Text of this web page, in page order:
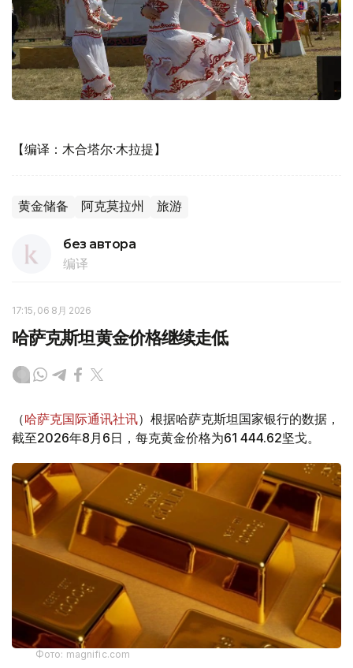
【编译：木合塔尔·木拉提】
黄金储备 阿克莫拉州 旅游
без автора
编译
17:15, 06 8月 2026
哈萨克斯坦黄金价格继续走低
（哈萨克国际通讯社讯）根据哈萨克斯坦国家银行的数据，
截至2026年8月6日，每克黄金价格为61 444.62坚戈。
Фото: magnific.com